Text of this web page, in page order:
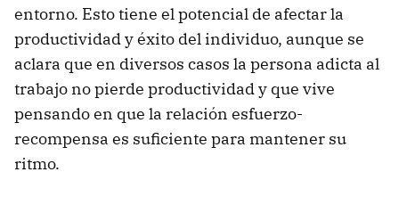
entorno. Esto tiene el potencial de afectar la
productividad y éxito del individuo, aunque se
aclara que en diversos casos la persona adicta al
trabajo no pierde productividad y que vive
pensando en que la relación esfuerzo-
recompensa es suficiente para mantener su
ritmo.